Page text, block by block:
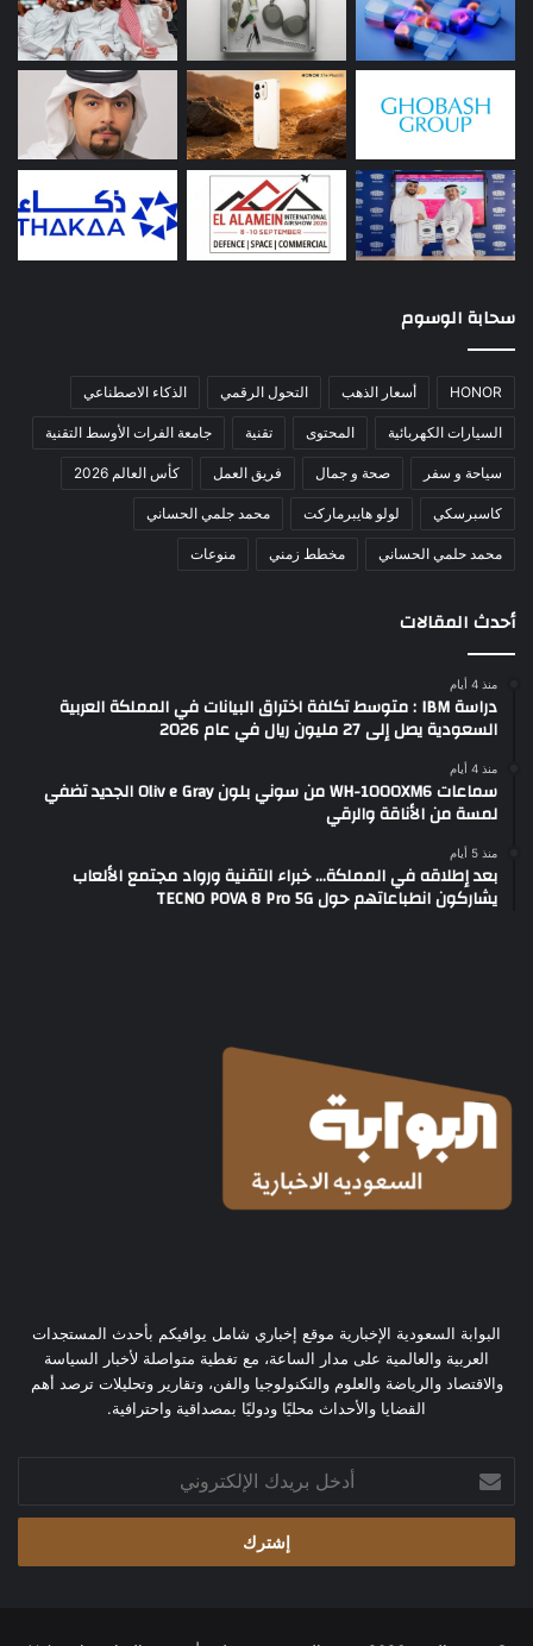
سحابة الوسوم
HONOR أسعار الذهب التحول الرقمي الذكاء الاصطناعي
السيارات الكهربائية المحتوى تقنية جامعة الفرات الأوسط التقنية
سياحة و سفر صحة و جمال فريق العمل كأس العالم 2026
كاسبرسكي لولو هايبرماركت محمد جلمي الحساني
محمد حلمي الحساني مخطط زمني منوعات
أحدث المقالات
منذ 4 أيام
دراسة IBM : متوسط تكلفة اختراق البيانات في المملكة العربية
السعودية يصل إلى 27 مليون ريال في عام 2026
منذ 4 أيام
سماعات WH-1000XM6 من سوني بلون Oliv e Gray الجديد تضفي
لمسة من الأناقة والرقي
منذ 5 أيام
بعد إطلاقه في المملكة… خبراء التقنية ورواد مجتمع الألعاب
يشاركون انطباعاتهم حول TECNO POVA 8 Pro 5G
البوابة السعودية الإخبارية موقع إخباري شامل يوافيكم بأحدث المستجدات
العربية والعالمية على مدار الساعة، مع تغطية متواصلة لأخبار السياسة
والاقتصاد والرياضة والعلوم والتكنولوجيا والفن، وتقارير وتحليلات ترصد أهم
القضايا والأحداث محليًا ودوليًا بمصداقية واحترافية.
بريدك
الإلكتروني